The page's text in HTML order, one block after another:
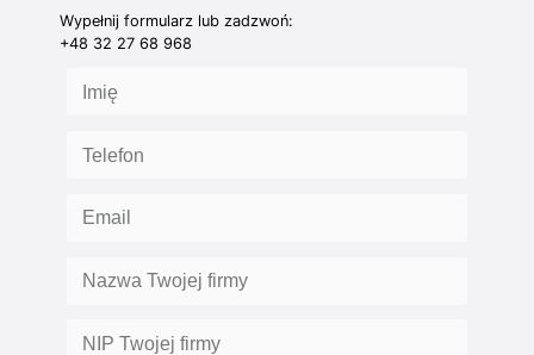
Wypełnij formularz lub zadzwoń:
+48 32 27 68 968